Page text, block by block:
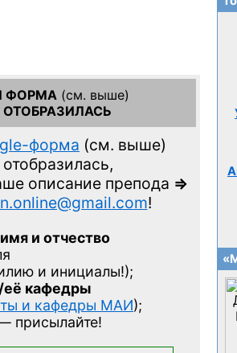
ФОРМА(см. выше)
ОТОБРАЗИЛАСЬ
форма (см. выше)
отобразилась,
описание препода =>
!
и отчество
и инициалы!);
её кафедры
и кафедры МАИ);
присылайте!